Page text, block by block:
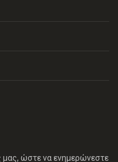
μας, ώστε να ενημερώνεστε